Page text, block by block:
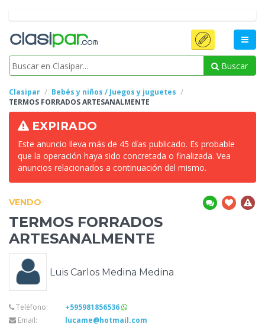
Buscar
Clasipar
Bebés y niños / Juegos y juguetes
TERMOS FORRADOSARTESANALMENTE
EXPIRADO
Este anuncio lleva más de 45 días publicado. Es probable
que la operación haya sido concretada o finalizada. Vea
anuncios relacionados a continuación del mismo.
VENDO
TERMOS FORRADOS
ARTESANALMENTE
Luis Carlos Medina Medina
Teléfono:
+595981856536
Email:
lucame@hotmail.com